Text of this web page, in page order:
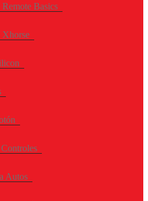
Basics
Xhorse
Autos